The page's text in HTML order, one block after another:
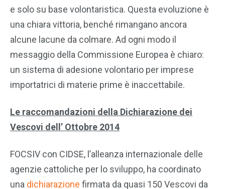
e solo su base volontaristica. Questa evoluzione è
una chiara vittoria, benché rimangano ancora
alcune lacune da colmare. Ad ogni modo il
messaggio della Commissione Europea è chiaro:
un sistema di adesione volontario per imprese
importatrici di materie prime è inaccettabile.
Le raccomandazioni della Dichiarazione dei
Vescovi dell’ Ottobre 2014
FOCSIV con CIDSE, l’alleanza internazionale delle
agenzie cattoliche per lo sviluppo, ha coordinato
una dichiarazione firmata da quasi 150 Vescovi da